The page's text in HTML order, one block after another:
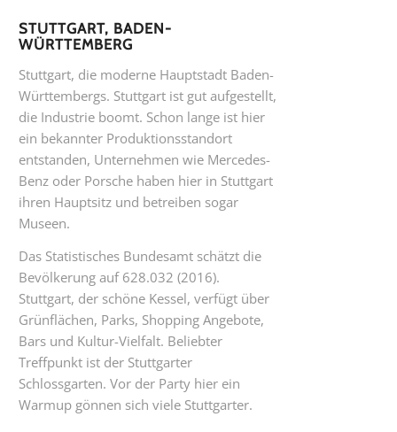
STUTTGART, BADEN-
WÜRTTEMBERG
Stuttgart, die moderne Hauptstadt Baden-
Württembergs. Stuttgart ist gut aufgestellt,
die Industrie boomt. Schon lange ist hier
ein bekannter Produktionsstandort
entstanden, Unternehmen wie Mercedes-
Benz oder Porsche haben hier in Stuttgart
ihren Hauptsitz und betreiben sogar
Museen.
Das Statistisches Bundesamt schätzt die
Bevölkerung auf 628.032 (2016).
Stuttgart, der schöne Kessel, verfügt über
Grünflächen, Parks, Shopping Angebote,
Bars und Kultur-Vielfalt. Beliebter
Treffpunkt ist der Stuttgarter
Schlossgarten. Vor der Party hier ein
Warmup gönnen sich viele Stuttgarter.